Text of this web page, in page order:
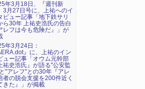
年3月18日、『週刊新
3月27日号に、上祐へのイ
ビュー記事「地下鉄サリ
ら30年 上祐史浩氏の告白
レフは今も危険だ』」が
年3月24日：
』に、上祐のイン
ュー記事「オウム元幹部
祐史浩氏』が語る"公安監
"アレフ"との30年『アレ
者の脱会支援を200件近く
きた』」が掲載